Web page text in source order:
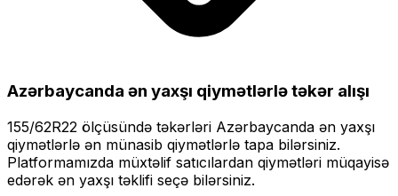
Azərbaycanda ən yaxşı qiymətlərlətəkər alışı
155/62R22 ölçüsündə təkərləri Azərbaycanda ən yaxşı
qiymətlərlə ən münasib qiymətlərlə tapa bilərsiniz.
Platformamızda müxtəlif satıcılardan qiymətləri müqayisə
edərək ən yaxşı təklifi seçə bilərsiniz.